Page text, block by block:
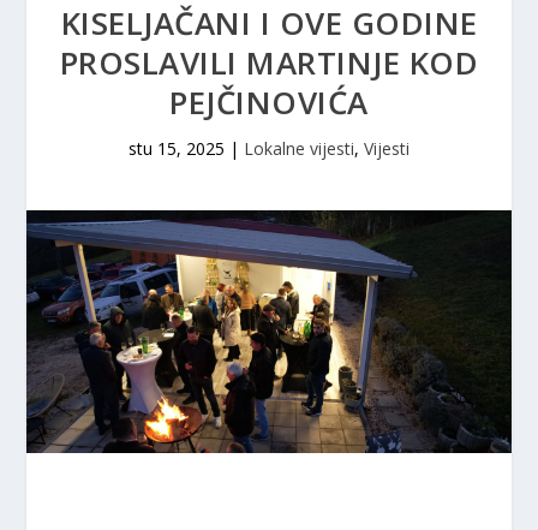
KISELJAČANI I OVE GODINE
PROSLAVILI MARTINJE KOD
PEJČINOVIĆA
stu 15, 2025 | Lokalne vijesti, Vijesti